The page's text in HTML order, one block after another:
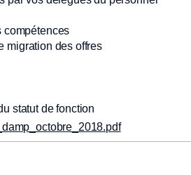
compétences
migration des offres
statut de fonction